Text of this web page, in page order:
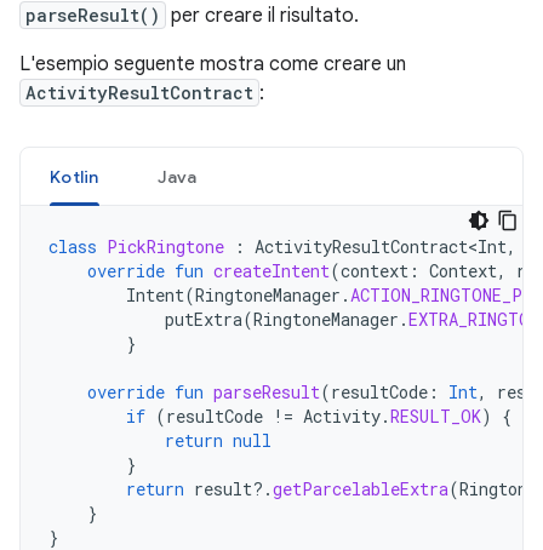
parseResult() per creare il risultato.
L'esempio seguente mostra come creare un
ActivityResultContract :
Kotlin Java
class PickRingtone : ActivityResultContract<Int,
override fun createIntent(context : Context,
Intent(RingtoneManager .
putExtra(RingtoneManager .
}
override fun parseResult(resultCode : Int,
if (resultCode != Activity.RESULT_OK)
{
return null
}
return result?.getParcelableExtra(
}
}